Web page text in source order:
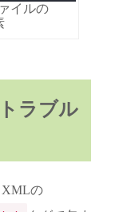
イルの
ラブル
XMLの